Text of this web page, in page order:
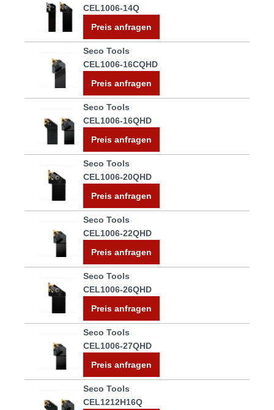
CEL1006-14Q
Preis anfragen
Seco Tools
CEL1006-16CQHD
Preis anfragen
Seco Tools
CEL1006-16QHD
Preis anfragen
Seco Tools
CEL1006-20QHD
Preis anfragen
Seco Tools
CEL1006-22QHD
Preis anfragen
Seco Tools
CEL1006-26QHD
Preis anfragen
Seco Tools
CEL1006-27QHD
Preis anfragen
Seco Tools
CEL1212H16Q